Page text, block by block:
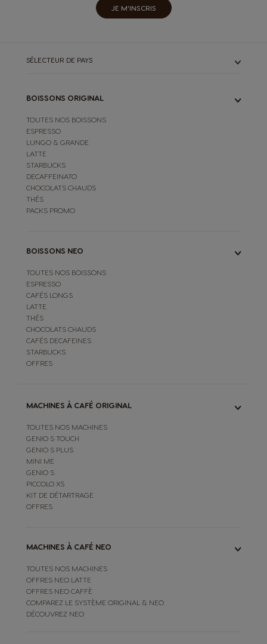
JE M'INSCRIS
SÉLECTEUR DE PAYS
BOISSONS ORIGINAL
TOUTES NOS BOISSONS
ESPRESSO
LUNGO & GRANDE
LATTE
STARBUCKS
DECAFFEINATO
CHOCOLATS CHAUDS
THÉS
PACKS PROMO
BOISSONS NEO
TOUTES NOS BOISSONS
ESPRESSO
CAFÉS LONGS
LATTE
THÉS
CHOCOLATS CHAUDS
CAFÉS DECAFEINES
STARBUCKS
OFFRES
MACHINES À CAFÉ ORIGINAL
TOUTES NOS MACHINES
GENIO S TOUCH
GENIO S PLUS
MINI ME
GENIO S
PICCOLO XS
KIT DE DÉTARTRAGE
OFFRES
MACHINES À CAFÉ NEO
TOUTES NOS MACHINES
OFFRES NEO LATTE
OFFRES NEO CAFFÈ
COMPAREZ LE SYSTÈME ORIGINAL & NEO
DÉCOUVREZ NEO